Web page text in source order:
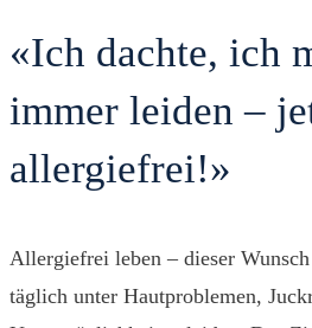
«Ich dachte, ich
immer leiden –
allergiefrei!»
Allergiefrei leben – dieser
täglich unter Hautproblemen,